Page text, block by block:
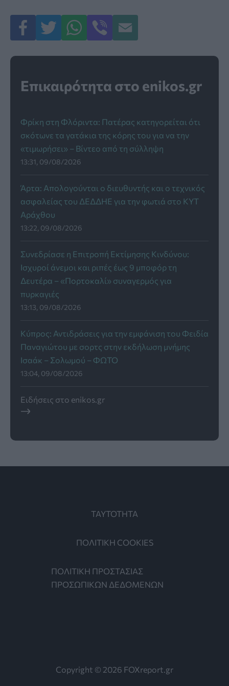
Επικαιρότητα στο enikos.gr
Φρίκη στη Φλόριντα: Πατέρας κατηγορείται ότι
σκότωνε τα γατάκια της κόρης του για να την
«τιμωρήσει» – Βίντεο από τη σύλληψη
13:31, 09/08/2026
Άρτα: Απολογούνται ο διευθυντής και ο τεχνικός
ασφαλείας του ΔΕΔΔΗΕ για την φωτιά στο ΚΥΤ
Αράχθου
13:22, 09/08/2026
Συνεδρίασε η Επιτροπή Εκτίμησης Κινδύνου:
Ισχυροί άνεμοι και ριπές έως 9 μποφόρ τη
Δευτέρα – «Πορτοκαλί» συναγερμός για
πυρκαγιές
13:13, 09/08/2026
Κύπρος: Αντιδράσεις για την εμφάνιση του Φειδία
Παναγιώτου με σορτς στην εκδήλωση μνήμης
Ισαάκ – Σολωμού – ΦΩΤΟ
13:04, 09/08/2026
Ειδήσεις στο enikos.gr
ΤΑΥΤΟΤΗΤΑ
ΠΟΛΙΤΙΚΗ COOKIES
ΠΟΛΙΤΙΚΗ ΠΡΟΣΤΑΣΙΑΣ
ΠΡΟΣΩΠΙΚΩΝ ΔΕΔΟΜΕΝΩΝ
Copyright © 2026 FOXreport.gr